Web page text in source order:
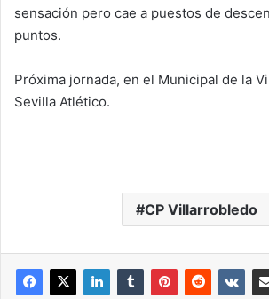
sensación pero cae a puestos de
puntos.
Próxima jornada, en el Municipal de la
Sevilla Atlético.
CP Villarrobledo